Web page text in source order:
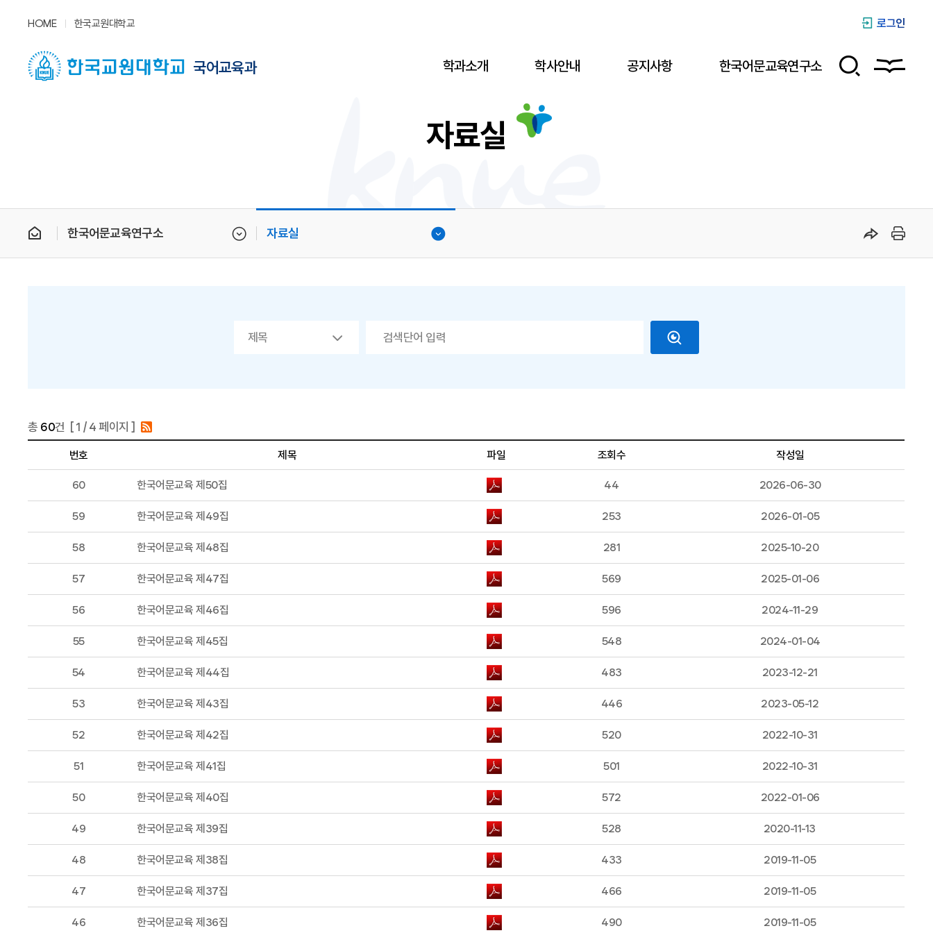
HOME 한국교원대학교 로그인
국어교육과 학과소개 학사안내 공지사항 한국어문교육연구소
자료실
한국어문교육연구소 자료실
총 60건 [ 1 / 4 페이지 ]
번호 제목 파일 조회수 작성일
60 한국어문교육 제50집 44 2026-06-30
59 한국어문교육 제49집 253 2026-01-05
58 한국어문교육 제48집 281 2025-10-20
57 한국어문교육 제47집 569 2025-01-06
56 한국어문교육 제46집 596 2024-11-29
55 한국어문교육 제45집 548 2024-01-04
54 한국어문교육 제44집 483 2023-12-21
53 한국어문교육 제43집 446 2023-05-12
52 한국어문교육 제42집 520 2022-10-31
51 한국어문교육 제41집 501 2022-10-31
50 한국어문교육 제40집 572 2022-01-06
49 한국어문교육 제39집 528 2020-11-13
48 한국어문교육 제38집 433 2019-11-05
47 한국어문교육 제37집 466 2019-11-05
46 한국어문교육 제36집 490 2019-11-05